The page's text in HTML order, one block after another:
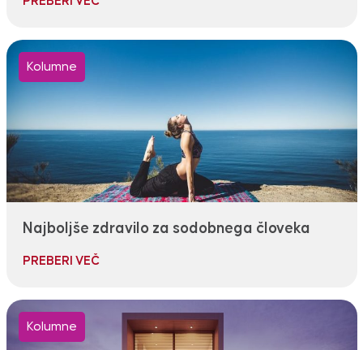
Kolumne
Najboljše zdravilo za sodobnega človeka
PREBERI VEČ
Kolumne